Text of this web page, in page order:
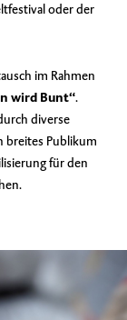
oder der
im Rahmen
wird Bunt“.
diverse
breites Publikum
für den